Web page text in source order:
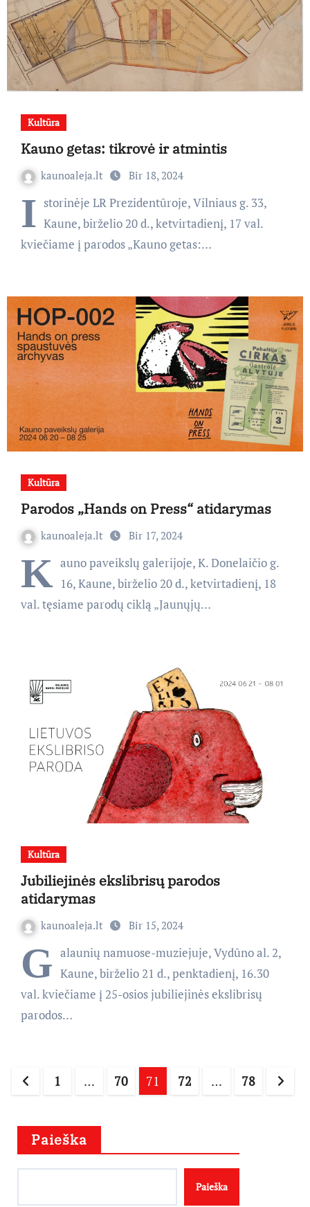
Kultūra
Kauno getas: tikrovė ir atmintis
kaunoaleja.lt Bir 18, 2024
I storinėje LR Prezidentūroje, Vilniaus g. 33,
Kaune, birželio 20 d., ketvirtadienį, 17 val.
kviečiame į parodos „Kauno getas:…
Kultūra
Parodos „Hands on Press“ atidarymas
kaunoaleja.lt Bir 17, 2024
K auno paveikslų galerijoje, K. Donelaičio g.
16, Kaune, birželio 20 d., ketvirtadienį, 18
val. tęsiame parodų ciklą „Jaunųjų…
Kultūra
Jubiliejinės ekslibrisų parodos
atidarymas
kaunoaleja.lt Bir 15, 2024
G alaunių namuose-muziejuje, Vydūno al. 2,
Kaune, birželio 21 d., penktadienį, 16.30
val. kviečiame į 25-osios jubiliejinės ekslibrisų
parodos…
Įrašų
1 … 70 71 72 … 78
Paieška
Paieška